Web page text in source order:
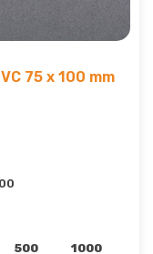
75 x 100 mm
500 1000